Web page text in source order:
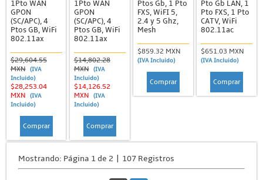
1Pto WAN
GPON
(SC/APC), 4
Ptos GB, WiFi
802.11ax
$29,604.55
MXN
(IVA
Incluido)
$28,253.04
MXN
(IVA
Incluido)
Comprar
1Pto WAN
GPON
(SC/APC), 4
Ptos GB, WiFi
802.11ax
$14,802.28
MXN
(IVA
Incluido)
$14,126.52
MXN
(IVA
Incluido)
Comprar
Ptos Gb, 1 Pto
FXS, WiFI 5,
2.4 y 5 Ghz,
Mesh
$859.32 MXN
(IVA Incluido)
Comprar
Pto Gb LAN, 1
Pto FXS, 1 Pto
CATV, WiFi
802.11ac
$651.03 MXN
(IVA Incluido)
Comprar
Mostrando: Página 1 de 2 | 107 Registros